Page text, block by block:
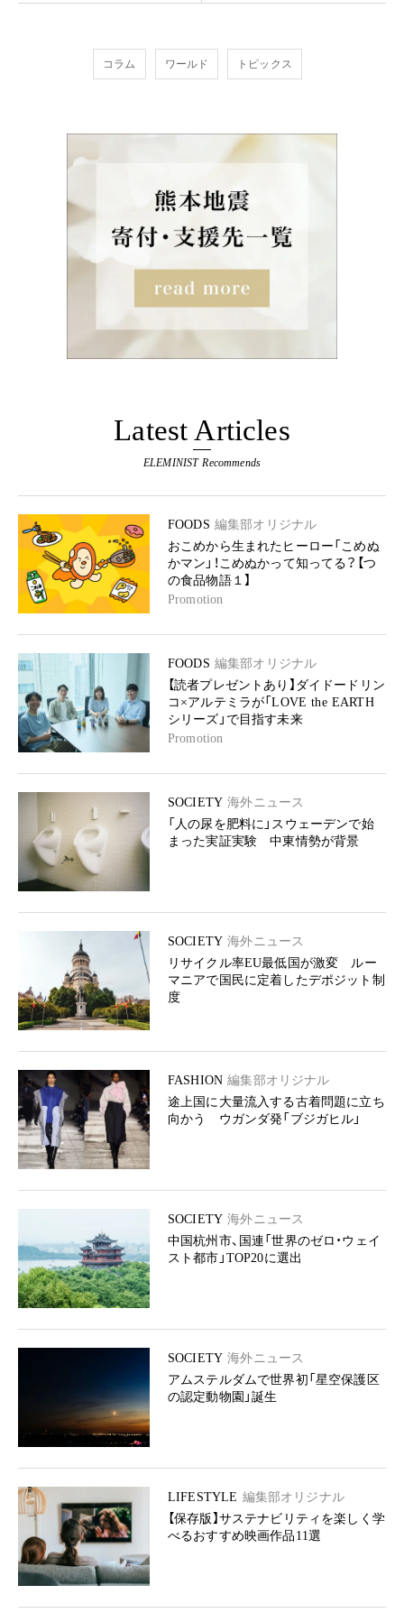
コラム ワールド トピックス
Latest Articles
ELEMINIST Recommends
FOODS 編集部オリジナル
おこめから生まれたヒーロー「こめぬ
かマン」！こめぬかって知ってる？【つ
の食品物語１】
Promotion
FOODS 編集部オリジナル
【読者プレゼントあり】ダイドードリン
コ×アルテミラが「LOVE the EARTH
シリーズ」で目指す未来
Promotion
SOCIETY 海外ニュース
「人の尿を肥料に」スウェーデンで始
まった実証実験 中東情勢が背景
SOCIETY 海外ニュース
リサイクル率EU最低国が激変 ルー
マニアで国民に定着したデポジット制
度
FASHION 編集部オリジナル
途上国に大量流入する古着問題に立ち
向かう ウガンダ発「ブジガヒル」
SOCIETY 海外ニュース
中国杭州市、国連「世界のゼロ・ウェイ
スト都市」TOP20に選出
SOCIETY 海外ニュース
アムステルダムで世界初「星空保護区
の認定動物園」誕生
LIFESTYLE 編集部オリジナル
【保存版】サステナビリティを楽しく学
べるおすすめ映画作品11選